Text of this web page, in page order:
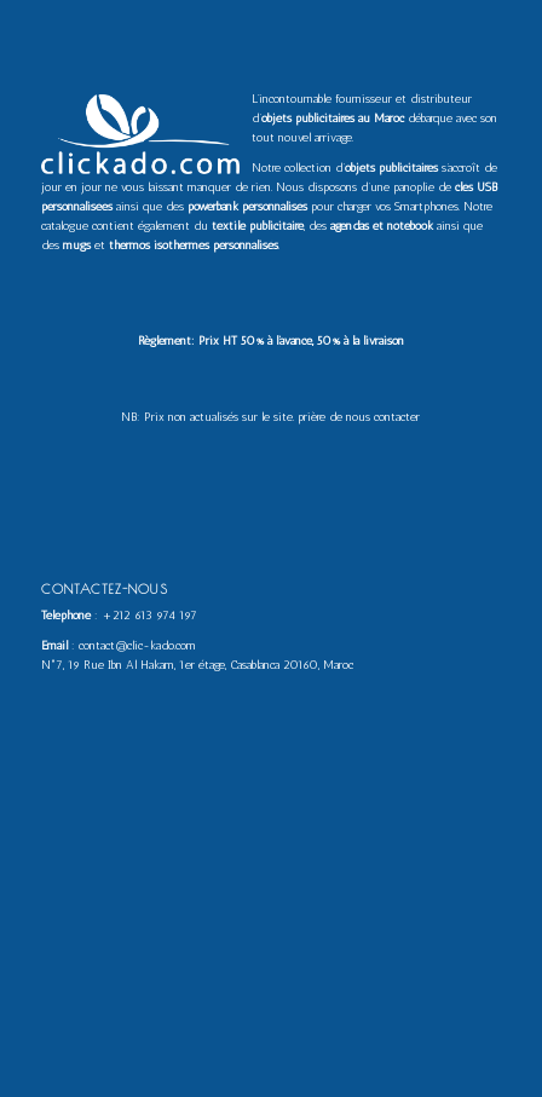
L’incontournable fournisseur et distributeur
d’objets publicitaires au Marocdébarque avec son
tout nouvel arrivage.
Notre collection d’objets publicitairess’accroît de
jour en jour ne vous laissant manquer de rien. Nous disposons d’une panoplie de clés USB
personnaliséesainsi que des powerbank personnaliséspour charger vos Smartphones. Notre
catalogue contient également du textile publicitaire, des agendas et notebookainsi que
des mugset thermos isothermes personnalisés.
Règlement: Prix HT 50% à l’avance, 50% à la livraison
NB: Prix non actualisés sur le site. prière de nous contacter
CONTACTEZ-NOUS
Téléphone: +212 613 974 197
Email: contact@clic-kado.com
N°7, 19 Rue Ibn Al Hakam, 1er étage, Casablanca 20160, Maroc